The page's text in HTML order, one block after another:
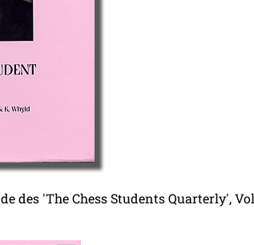
des 'The Chess Students Quarterly',